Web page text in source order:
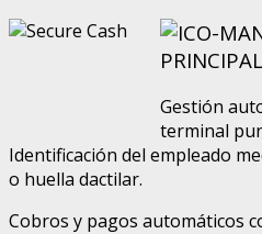
Gestión
terminal
Identificación del empleado
o huella dactilar.
Cobros y pagos automáticos